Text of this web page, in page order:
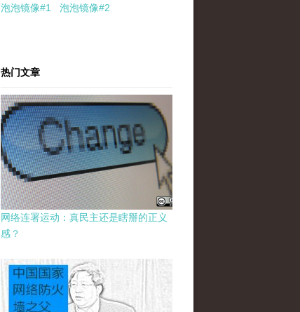
泡泡镜像#1 泡泡镜像#2
热门文章
网络连署运动：真民主还是瞎掰的正义
感？